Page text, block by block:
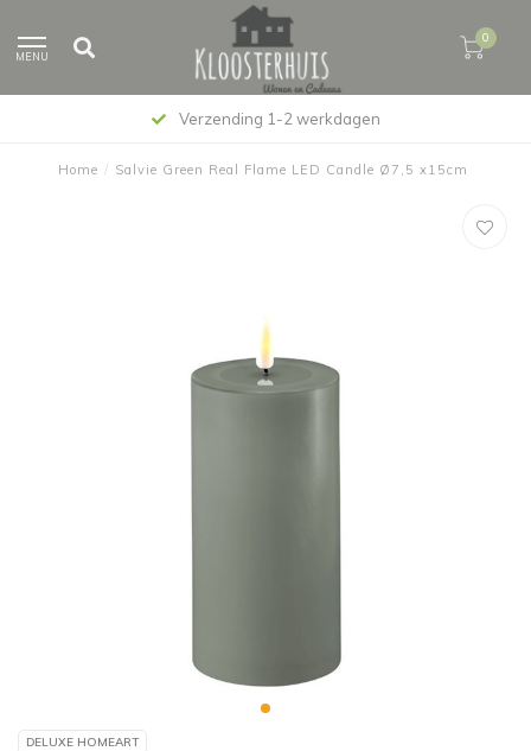
MENU
0
Verzending 1-2 werkdagen
Home / Salvie Green Real Flame LED Candle Ø7,5 x15cm
DELUXE HOMEART